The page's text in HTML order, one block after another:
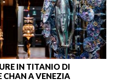
IN TITANIO DI
CHAN A VENEZIA